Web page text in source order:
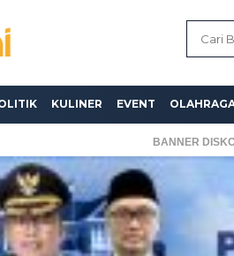
KULINER EVENT
BANNER